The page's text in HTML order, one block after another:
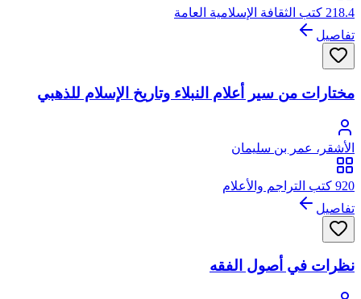
218.4 كتب الثقافة الإسلامية العامة
تفاصيل
مختارات من سير أعلام النبلاء وتاريخ الإسلام للذهبي
الأشقر، عمر بن سليمان
920 كتب التراجم والأعلام
تفاصيل
نظرات في أصول الفقه